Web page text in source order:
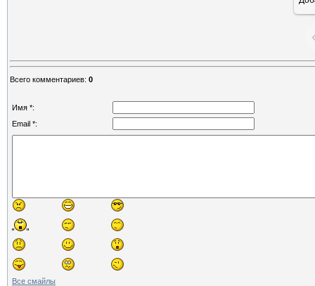
Всего комментариев: 0
Имя *:
Email *:
Все смайлы